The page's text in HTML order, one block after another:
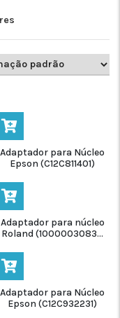
Adaptador para Núcleo
Epson (C12C811401)
Adaptador para núcleo
Roland (1000003083...
Adaptador para Núcleo
Epson (C12C932231)